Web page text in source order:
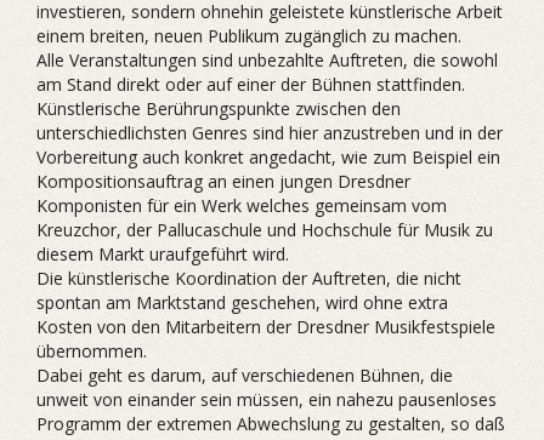
investieren, sondern ohnehin geleistete künstlerische Arbeit
einem breiten, neuen Publikum zugänglich zu machen.
Alle Veranstaltungen sind unbezahlte Auftreten, die sowohl
am Stand direkt oder auf einer der Bühnen stattfinden.
Künstlerische Berührungspunkte zwischen den
unterschiedlichsten Genres sind hier anzustreben und in der
Vorbereitung auch konkret angedacht, wie zum Beispiel ein
Kompositionsauftrag an einen jungen Dresdner
Komponisten für ein Werk welches gemeinsam vom
Kreuzchor, der Pallucaschule und Hochschule für Musik zu
diesem Markt uraufgeführt wird.
Die künstlerische Koordination der Auftreten, die nicht
spontan am Marktstand geschehen, wird ohne extra
Kosten von den Mitarbeitern der Dresdner Musikfestspiele
übernommen.
Dabei geht es darum, auf verschiedenen Bühnen, die
unweit von einander sein müssen, ein nahezu pausenloses
Programm der extremen Abwechslung zu gestalten, so daß